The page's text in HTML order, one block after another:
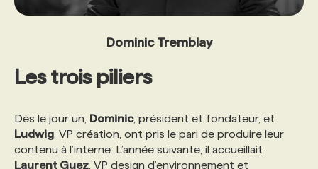
ANNONCEZ AVEC NOUS
Dominic Tremblay
Les trois piliers
Dès le jour un, Dominic, président et fondateur, et
Ludwig , VP création, ont pris le pari de produire leur
contenu à l’interne. L’année suivante, il accueillait
Laurent Guez , VP design d’environnement et